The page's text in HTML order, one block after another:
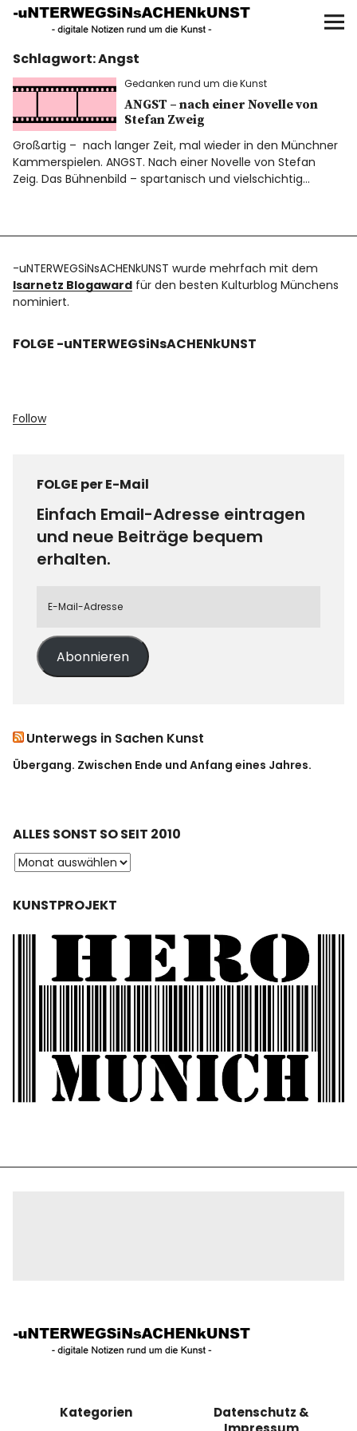
UNTERWEGS IN SACHEN
KUNST
Start
AKTUELLE AUSSTELLUNGEN
KUNSTSPAZIERGÄNGE
UNSER BUCH
Schlagwort:Angst
Gedanken rund um die Kunst
ANGST – nach einer Novelle von
Stefan Zweig
Großartig – nach langer Zeit, mal wieder in den Münchner
Kammerspielen. ANGST. Nach einer Novelle von Stefan
Zeig. Das Bühnenbild – spartanisch und vielschichtig…
-uNTERWEGSiNsACHENkUNST wurde mehrfach mit dem
Isarnetz Blogaward für den besten Kulturblog Münchens
nominiert.
FOLGE -uNTERWEGSiNsACHENkUNST
Follow
FOLGE per E-Mail
Einfach Email-Adresse eintragen
und neue Beiträge bequem
erhalten.
Abonnieren
Unterwegs in Sachen Kunst
Übergang. Zwischen Ende und Anfang eines Jahres.
ALLES SONST SO SEIT 2010
KUNSTPROJEKT
Kategorien
Datenschutz &